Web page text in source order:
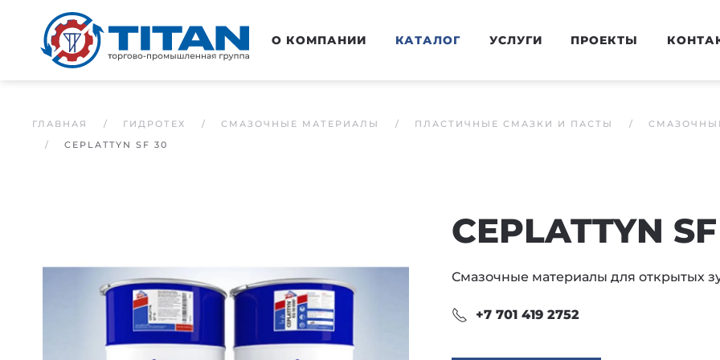
Перейти к основному содержанию О КОМПАНИИ КАТАЛОГ УСЛУГИ ПРОЕКТЫ
ГЛАВНАЯ ГИДРОТЕХ СМАЗОЧНЫЕ МАТЕРИАЛЫ ПЛАСТИЧНЫЕ СМАЗКИ И ПАСТЫ
CEPLATTYN SF 30
CEPLATTYN
Смазочные материалы для открытых
+7 701 419 2752